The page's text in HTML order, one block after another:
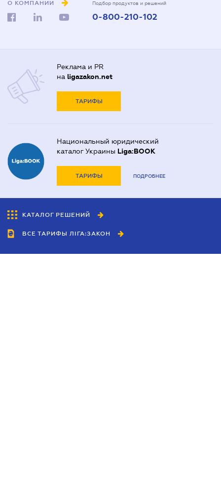
О КОМПАНИИ Подбор продуктов и решений
0-800-210-102
Реклама и PR
на ligazakon.net
ТАРИФЫ
Национальный юридический
каталог Украины Liga:BOOK
ТАРИФЫ ПОДРОБНЕЕ
КАТАЛОГ РЕШЕНИЙ
ВСЕ ТАРИФЫ ЛІГА:ЗАКОН